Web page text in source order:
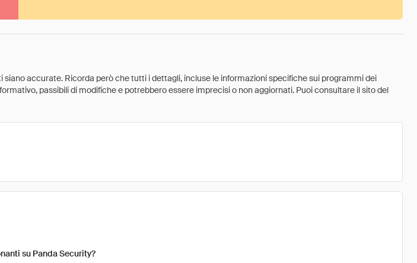
accurate. Ricorda però che tutti i dettagli, incluse le informazioni specifiche sui programmi dei
passibili di modifiche e potrebbero essere imprecisi o non aggiornati. Puoi consultare il sito del
su Panda Security?